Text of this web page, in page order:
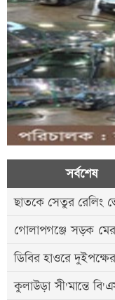
সর্বশেষ
ছাতকে সেতুর রেলিং
গোলাপগঞ্জে সড়ক
ডিবির হাওরে
কুলাউড়া সী'মান্তে